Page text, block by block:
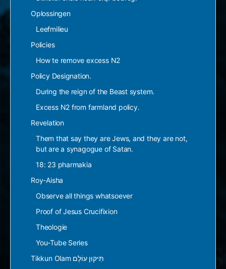
Oplossingen
Leefmilieu
Policies
How te remove excess N2
Policy Designation.
During the reign of the Beast system.
Excess N2 from farmland policy.
Revelation
Them that say they are Jews, and they are not,
but are a synagogue of Satan.
18: 23 pharmakia
Roy-Aisha
Observe all things whatsoever
Proof of Jesus Crucifixion
Theologie
You-Tube Series
Tikkun Olam תִּיקּוּן עוֹלָם